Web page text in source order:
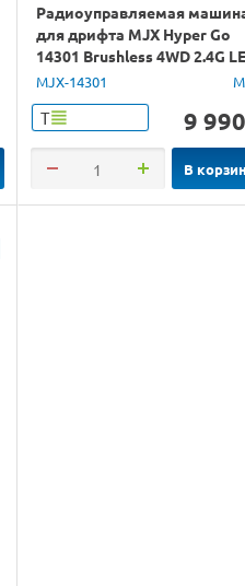
Радиоуправляемая
для дрифта MJX Hyper Go
14301 Brushless 4WD 2.4G
1/14 RTR
MJX-14301
Т 9 990
В